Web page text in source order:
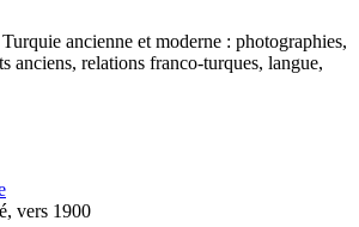
ancienne et moderne : photographies,
anciens, relations franco-turques, langue,
vers 1900